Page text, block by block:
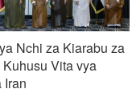
Nchi za Kiarabu za
Vita vya
Iran